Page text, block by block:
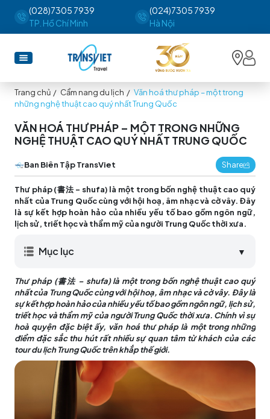
(028)7305 7939
TP. Hồ Chí Minh
(024)7305 7939
Hà Nội
Trang chủ / Cẩm nang du lịch / Văn hoá thư pháp – một trong
những nghệ thuật cao quý nhất Trung Quốc
VĂN HOÁ THƯ PHÁP – MỘT TRONG NHỮNG
NGHỆ THUẬT CAO QUÝ NHẤT TRUNG QUỐC
Ban Biên Tập TransViet Share
Thư pháp (書法 – shufa) là một trong bốn nghệ thuật cao quý
nhất của Trung Quốc cùng với hội hoạ, âm nhạc và cờ vây. Đây
là sự kết hợp hoàn hảo của nhiều yếu tố bao gồm ngôn ngữ,
lịch sử, triết học và thẩm mỹ của người Trung Quốc thời xưa.
Mục lục ▼
Thư pháp (書法 – shufa) là một trong bốn nghệ thuật cao quý
nhất của Trung Quốc cùng với hội hoạ, âm nhạc và cờ vây. Đây là
sự kết hợp hoàn hảo của nhiều yếu tố bao gồm ngôn ngữ, lịch sử,
triết học và thẩm mỹ của người Trung Quốc thời xưa. Chính vì sự
hoà quyện đặc biệt ấy, văn hoá thư pháp là một trong những
điểm đặc sắc thu hút rất nhiều sự quan tâm từ khách của các
tour du lịch Trung Quốc trên khắp thế giới.